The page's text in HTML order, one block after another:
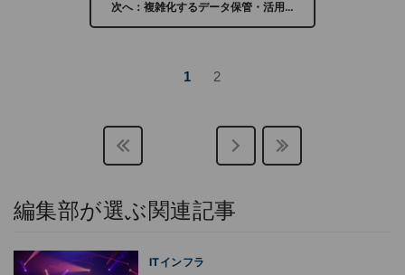
次へ：複雑化するデータ保管・活用…
1 2
編集部が選ぶ関連記事
ITインフラ